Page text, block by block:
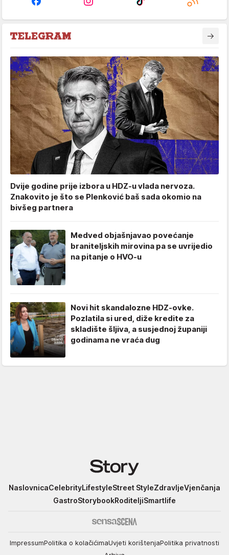
Dvije godine prije izbora u HDZ-u vlada nervoza.
Znakovito je što se Plenković baš sada okomio na
bivšeg partnera
Medved objašnjavao povećanje
braniteljskih mirovina pa se uvrijedio
na pitanje o HVO-u
Novi hit skandalozne HDZ-ovke.
Pozlatila si ured, diže kredite za
skladište šljiva, a susjednoj županiji
godinama ne vraća dug
Story
NaslovnicaCelebrityLifestyleStreet StyleZdravljeVjenčanja
GastroStorybookRoditeljiSmartlife
ImpressumPolitika o kolačićimaUvjeti korištenjaPolitika privatnosti